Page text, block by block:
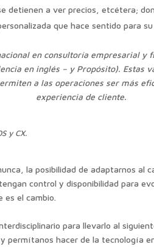
detienen a ver precios, etcétera;
que hace sentido para
en consultoría empresarial y
en inglés – y Propósito). Estas
a las operaciones ser más
experiencia de cliente.
y CX.
la posibilidad de adaptarnos al
control y disponibilidad para
es el cambio.
para llevarlo al
permítanos hacer de la tecnología